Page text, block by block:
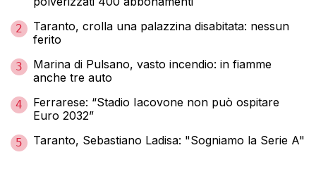
2
Taranto, crolla una palazzina disabitata: nessun
ferito
3
Marina di Pulsano, vasto incendio: in fiamme
anche tre auto
4
Ferrarese: “Stadio Iacovone non può ospitare
Euro 2032”
5 Taranto, Sebastiano Ladisa: "Sogniamo la Serie A"